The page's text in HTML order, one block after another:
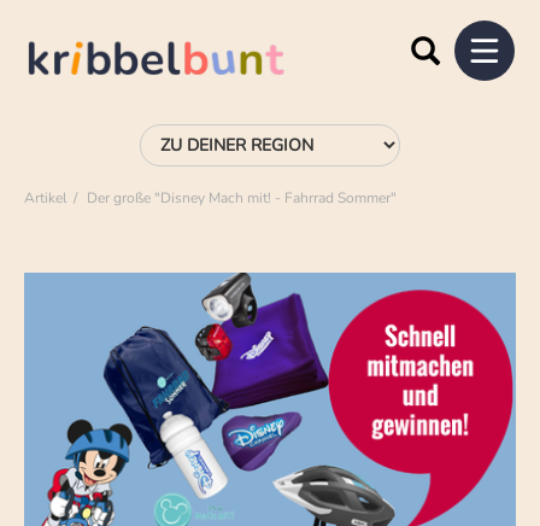
Artikel Der große "Disney Mach mit! - Fahrrad Sommer"